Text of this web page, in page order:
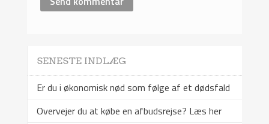
SENESTE INDLÆG
Er du i økonomisk nød som følge af et dødsfald
Overvejer du at købe en afbudsrejse? Læs her